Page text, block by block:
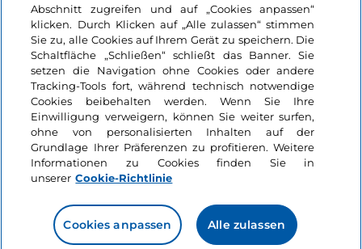
Abschnitt zugreifen und auf „Cookies anpassen“
klicken. Durch Klicken auf „Alle zulassen“ stimmen
Sie zu, alle Cookies auf Ihrem Gerät zu speichern. Die
Schaltfläche „Schließen“ schließt das Banner. Sie
setzen die Navigation ohne Cookies oder andere
Tracking-Tools fort, während technisch notwendige
Cookies beibehalten werden. Wenn Sie Ihre
Einwilligung verweigern, können Sie weiter surfen,
ohne von personalisierten Inhalten auf der
Grundlage Ihrer Präferenzen zu profitieren. Weitere
Informationen zu Cookies finden Sie in
unserer Cookie-Richtlinie
Cookies anpassen Alle zulassen